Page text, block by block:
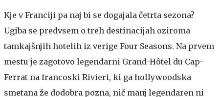
Kje v Franciji pa naj bi se dogajala četrta sezona?
Ugiba se predvsem o treh destinacijah oziroma
tamkajšnjih hotelih iz verige Four Seasons. Na prvem
mestu je zagotovo legendarni Grand-Hôtel du Cap-
Ferrat na francoski Rivieri, ki ga hollywoodska
smetana že dodobra pozna, nič manj legendaren ni